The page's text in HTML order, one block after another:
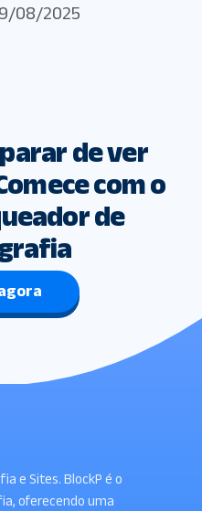
08/2025
de ver
com o
de
e Sites. BlockP é o
oferecendo uma